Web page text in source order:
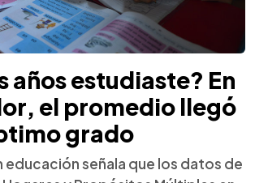
años estudiaste? En
el promedio llegó
grado
educación señala que los datos de